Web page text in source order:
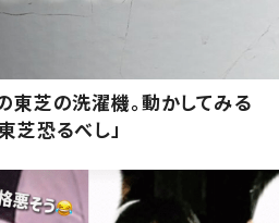
芝の洗濯機。動かしてみる
芝恐るべし」